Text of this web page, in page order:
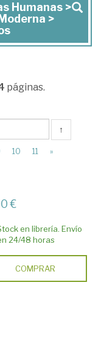
Humanas >
>
páginas.
↑
10 11 »
€
en librería. Envío
24/48 horas
COMPRAR